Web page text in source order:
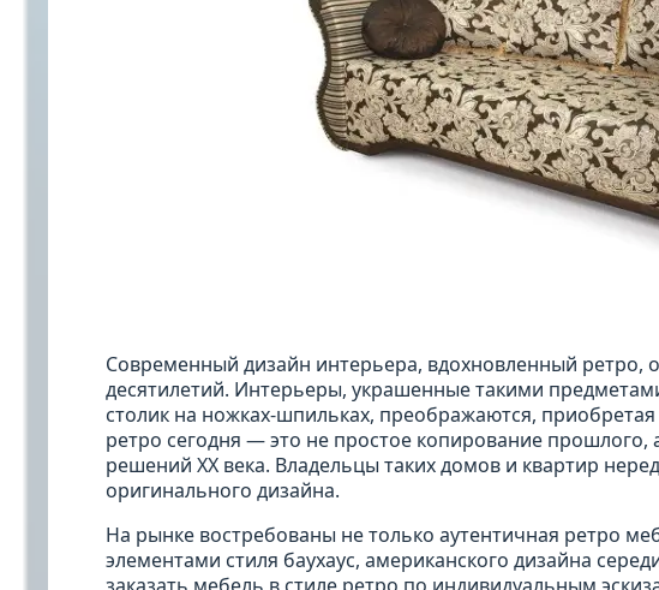
Современный дизайн интерьера, вдохновленный ретро,
десятилетий. Интерьеры, украшенные такими
столик на ножках-шпильках, преображаются,
ретро сегодня — это не простое копирование
решений XX века. Владельцы таких домов и квартир
оригинального дизайна.
На рынке востребованы не только аутентичная ретро
элементами стиля баухаус, американского дизайна